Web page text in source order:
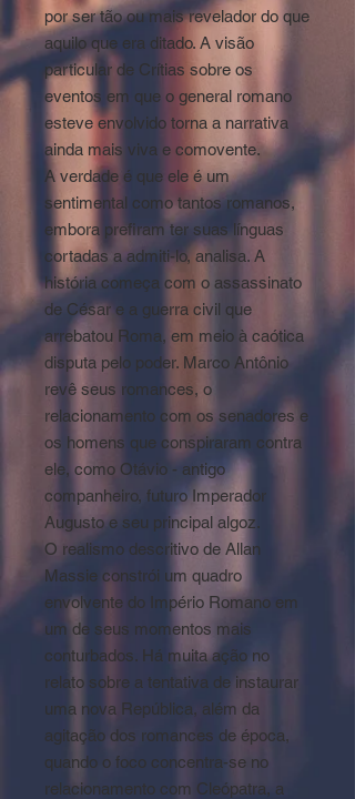
por ser tão ou mais revelador do que
aquilo que era ditado. A visão
particular de Crítias sobre os
eventos em que o general romano
esteve envolvido torna a narrativa
ainda mais viva e comovente.
A verdade é que ele é um
sentimental como tantos romanos,
embora prefiram ter suas línguas
cortadas a admiti-lo, analisa. A
história começa com o assassinato
de César e a guerra civil que
arrebatou Roma, em meio à caótica
disputa pelo poder. Marco Antônio
revê seus romances, o
relacionamento com os senadores e
os homens que conspiraram contra
ele, como Otávio - antigo
companheiro, futuro Imperador
Augusto e seu principal algoz.
O realismo descritivo de Allan
Massie constrói um quadro
envolvente do Império Romano em
um de seus momentos mais
conturbados. Há muita ação no
relato sobre a tentativa de instaurar
uma nova República, além da
agitação dos romances de época,
quando o foco concentra-se no
relacionamento com Cleópatra, a